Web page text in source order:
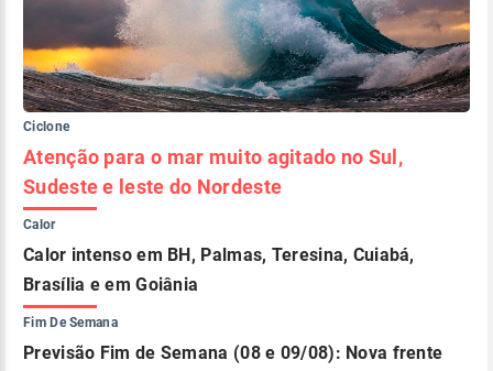
Ciclone
Atenção para o mar muito agitado no Sul,
Sudeste e leste do Nordeste
Calor
Calor intenso em BH, Palmas, Teresina, Cuiabá,
Brasília e em Goiânia
Fim De Semana
Previsão Fim de Semana (08 e 09/08): Nova frente